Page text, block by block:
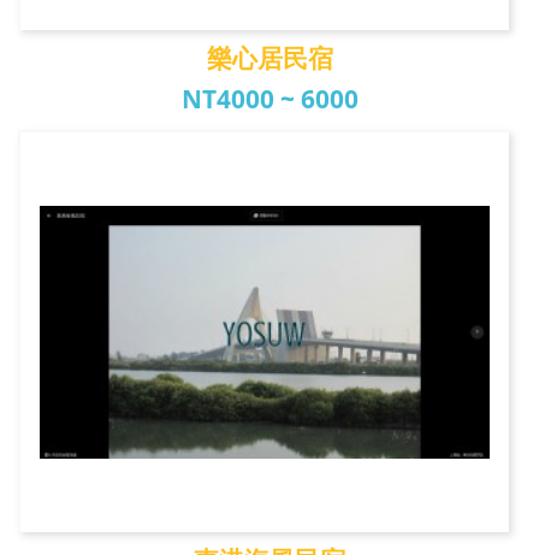
樂心居民宿
NT4000 ~ 6000